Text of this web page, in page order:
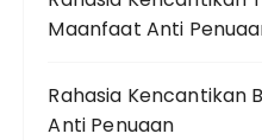
Maanfaat Anti
Rahasia Kencantikan
Anti Penuaan